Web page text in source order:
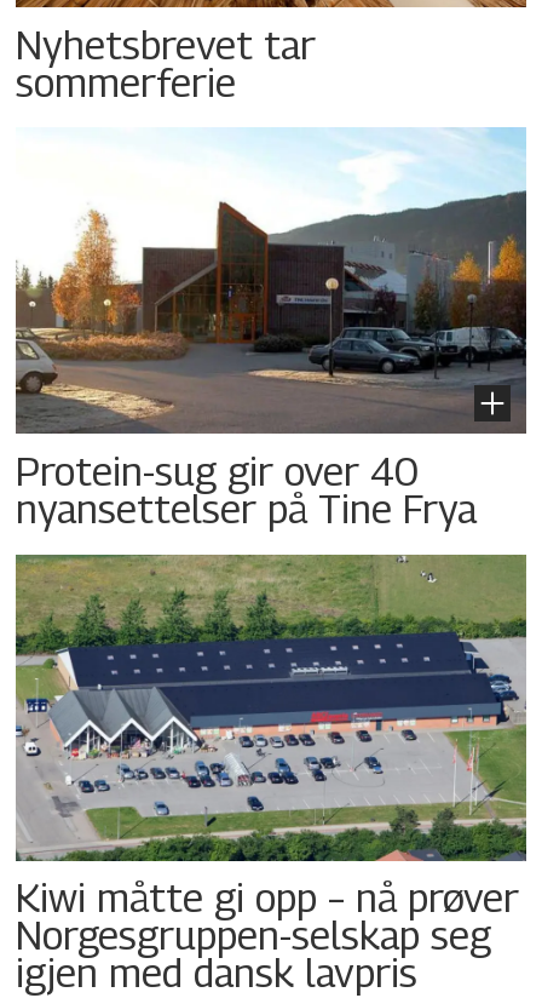
Nyhetsbrevet tar
sommerferie
Protein-sug gir over 40
nyansettelser på Tine Frya
Kiwi måtte gi opp – nå prøver
Norgesgruppen-selskap seg
igjen med dansk lavpris